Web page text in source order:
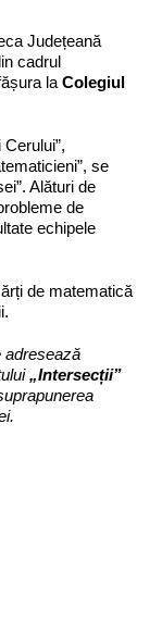
Județeană
cadrul
la Colegiul
se
Alături de
de
echipele
de matematică
adresează
„Intersecții”